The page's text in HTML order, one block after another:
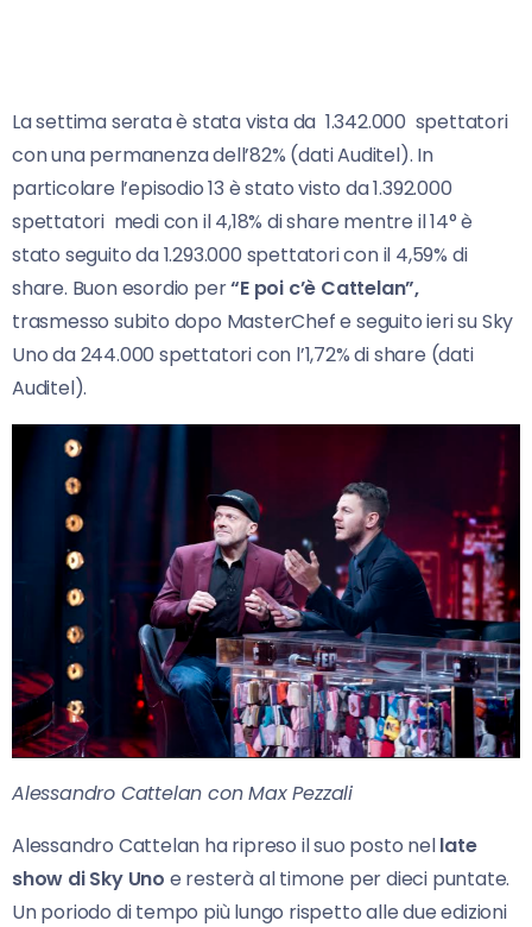
La settima serata è stata vista da 1.342.000 spettatori
con una permanenza dell’82% (dati Auditel). In
particolare l’episodio 13 è stato visto da 1.392.000
spettatori medi con il 4,18% di share mentre il 14° è
stato seguito da 1.293.000 spettatori con il 4,59% di
share. Buon esordio per“E poi c’è Cattelan”,
trasmesso subito dopo MasterChef e seguito ieri su Sky
Uno da 244.000 spettatori con l’1,72% di share (dati
Auditel).
Alessandro Cattelan con Max Pezzali
Alessandro Cattelan ha ripreso il suo posto nellate
show di Sky Uno e resterà al timone per dieci puntate.
Un poriodo di tempo più lungo rispetto alle due edizioni